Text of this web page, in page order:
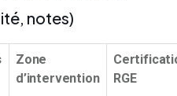
notes)
Zone
d’intervention
RGE